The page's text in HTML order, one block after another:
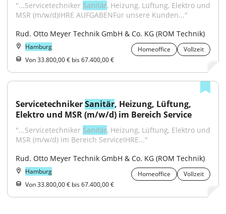
"...Servicetechniker Sanitär, Heizung, Lüftung, Elektro und
MSR (m/w/d)IHRE AUFGABENFür unsere Kunden..."
Rud. Otto Meyer Technik GmbH & Co. KG (ROM Technik)
Hamburg Homeoffice
Vollzeit
Von 33.800,00 € bis 67.400,00 €
Servicetechniker Sanitär, Heizung, Lüftung,
Elektro und MSR (m/w/d) im Bereich Service
"...Servicetechniker Sanitär, Heizung, Lüftung, Elektro und
MSR (m/w/d) im Bereich ServiceIHRE..."
Rud. Otto Meyer Technik GmbH & Co. KG (ROM Technik)
Hamburg Homeoffice
Vollzeit
Von 33.800,00 € bis 67.400,00 €